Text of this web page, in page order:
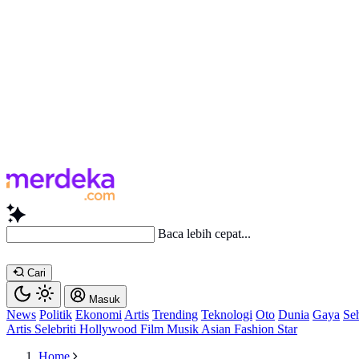
Simpulkan Artikel In
Cari
Masuk
News Politik Ekonomi Artis Trending Teknologi Oto Dunia Gaya
Artis Selebriti Hollywood Film Musik Asian Fashion Star
Home